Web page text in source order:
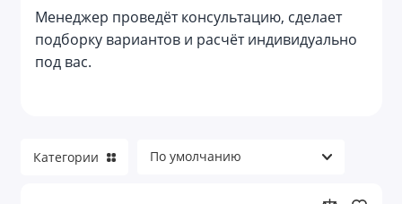
Менеджер проведёт консультацию, сделает
подборку вариантов и расчёт индивидуально
под вас.
творчества
Канцелярские ножи
Карандаши вечные
Категории